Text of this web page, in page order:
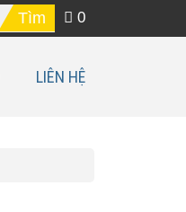
0
LIÊN HỆ